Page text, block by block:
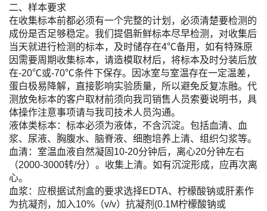
二、样本要求
在收集标本前都必须有一个完整的计划，必须清楚要检测的
成份是否足够稳定。我们提倡新鲜标本尽早检测，对收集后
当天就进行检测的标本，及时储存在4℃备用，如有特殊原
因需要周期收集标本，请造模取材后，将标本及时分装后放
在-20℃或-70℃条件下保存。因冰室与室温存在一定温差，
蛋白极易降解，直接影响实验质量，所以避免反复冻融。代
测放免标本的客户取材前须向我司销售人员索要说明书，具
体操作注意事项请与我司技术人员沟通。
液体类标本：标本必须为液体，不含沉淀。包括血清、血
浆、尿液、胸腹水、脑脊液、细胞培养上清、组织匀浆等。
血清：室温血液自然凝固10-20分钟后，离心20分钟左右
（2000-3000转/分）。收集上清。如有沉淀形成，应再次离
心。
血浆：应根据试剂盒的要求选择EDTA、柠檬酸钠或肝素作
为抗凝剂，加入10%（v/v）抗凝剂(0.1M柠檬酸钠或